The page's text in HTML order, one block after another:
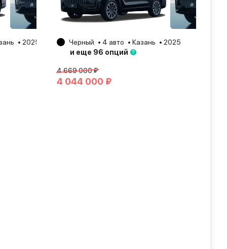
2025 Черный 4 авто Казань
2025
и еще 96 опций
4 669 000 ₽
4 044 000 ₽